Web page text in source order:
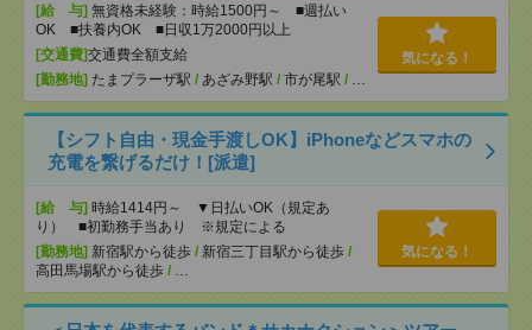
[給 与] 無資格未経験：時給1500円～ ■週払い
OK ■扶養内OK ■日収1万2000円以上
[交通費]交通費全額支給
[勤務地] たまプラーザ駅 / あざみ野駅 / 市が尾駅 / …
気になる！
【シフト自由・現金手渡しOK】iPhoneなどスマホの
充電を繋げるだけ！[派遣]
[給 与] 時給1414円～ ▼日払いOK（規定あ
り） ■初勤務手当あり ※規定による
[勤務地] 新宿駅から徒歩 / 新宿三丁目駅から徒歩 /
高田馬場駅から徒歩 / …
気になる！